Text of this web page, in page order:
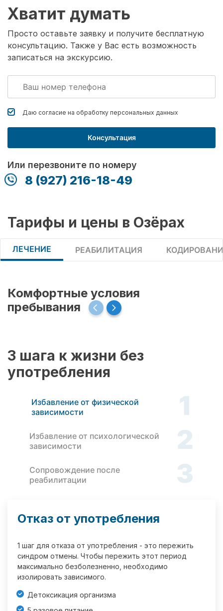
Хватит думать
Просто оставьте заявку и получите бесплатную
консультацию. Также у Вас есть возможность
записаться на экскурсию.
Даю согласие на обработку персональных данных
Консультация
Или перезвоните по номеру
8 (927) 216-18-49
Тарифы и цены в Озёрах
ЛЕЧЕНИЕ РЕАБИЛИТАЦИЯ
Комфортные условия
пребывания
3 шага к жизни без
употребления
Избавление от физической
зависимости
1
Избавление от психологической
зависимости
2
Сопровождение после
реабилитации
3
Отказ от употребления
1 шаг для отказа от употребления - это пережить
синдром отмены. Чтобы пережить этот период
максимально безболезненно, необходимо
изолировать зависимого.
Детоксикация организма